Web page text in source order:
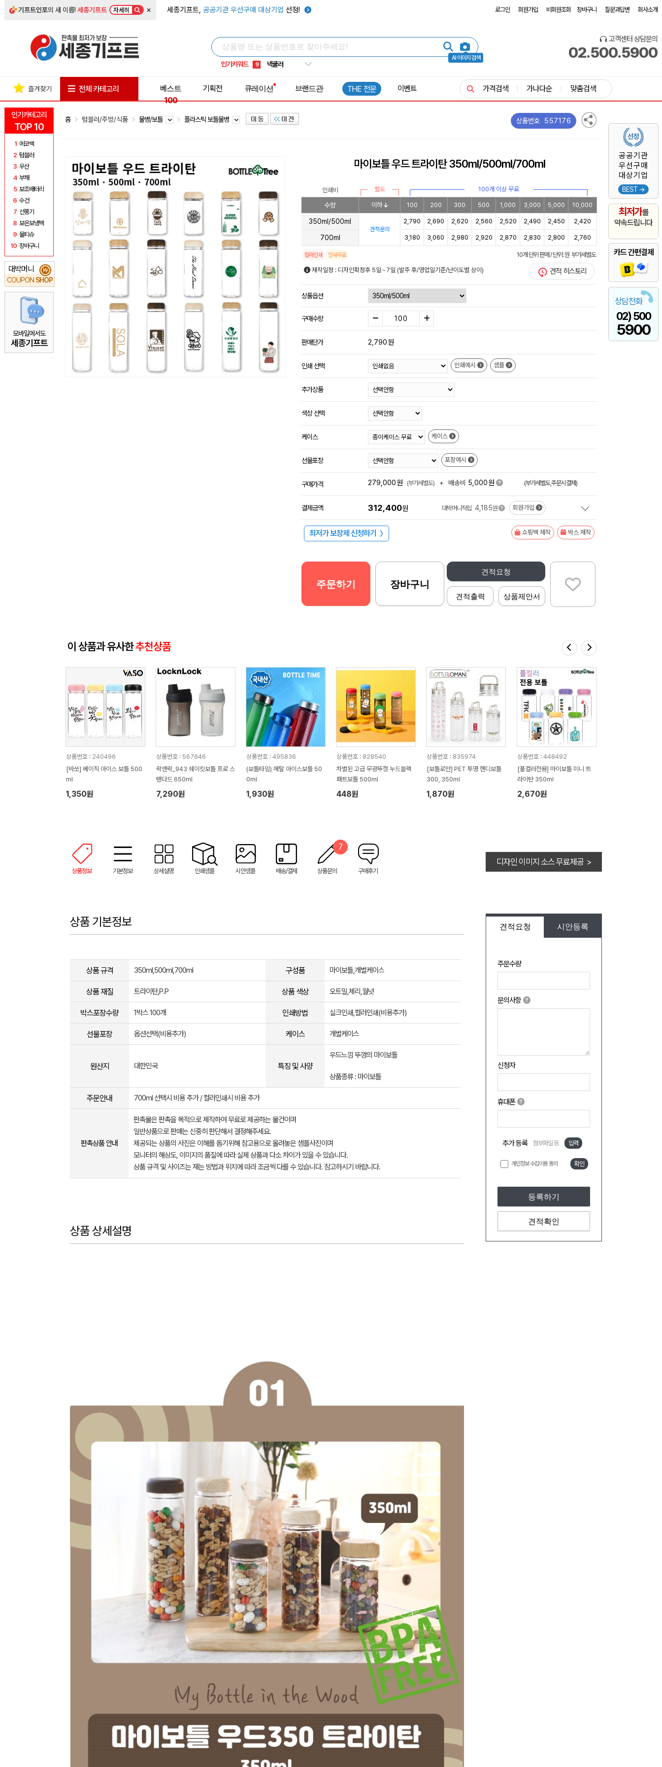
기프트인포의 새 이름!세종기프트 자세히 × 세종기프트, 공공기관 우선구매 대상기업 선정! 로그인 회원가입 비회원조회 장바구니 질문과답변 회사소개
AI 이미지 검색
인기키워드
5 키캡
8 쿨토시
9 넥쿨러
1 선풍기
고객센터 상담문의
02.500.5900
인기카테고리
TOP 10
1 에코백
2 텀블러
3 우산
4 부채
5 보조배터리
6 수건
7 선풍기
8 보온보냉백
9 물티슈
10 장바구니
대박머니
COUPON SHOP
₩
모바일에서도
세종기프트
공공기관
우선구매
대상기업
BEST →
최저가를
약속드립니다
카드 간편결제
상담전화
02) 500
5900
즐겨찾기 전체 카테고리
베스트
100
기획전 큐레이션 브랜드관 THE 전문 이벤트 가격검색 가나다순 맞춤검색
홈 텀블러/주방/식품 물병/보틀 플라스틱 보틀물병 상품번호 557176
마이보틀 우드 트라이탄 350ml/500ml/700ml
인쇄비 별도 100개 이상 무료
수량 이하 100 200 300 500 1,000 3,000 5,000 10,000
350ml/500ml
견적문의
2,790 2,690 2,620 2,560 2,520 2,490 2,450 2,420
700ml 3,180 3,060 2,980 2,920 2,870 2,830 2,800 2,760
칼라인쇄 인쇄무료 10개 단위 판매 / 단위: 원 부가세별도
제작일정 : 디자인확정후 5일∼7일 (발주 후/영업일기준/난이도별 상이) 견적 히스토리
상품옵션
구매수량
판매단가 2,790원
인쇄 선택 인쇄예시 샘플
추가상품
색상 선택
케이스 케이스
선물포장 포장예시
구매가격 279,000원 (부가세별도) + 배송비 5,000원 (부가세별도,주문시결제)
결제금액 312,400원 대박머니적립 4,185원 회원가입
최저가 보장제 신청하기 〉 쇼핑백 제작 박스 제작
견적요청
견적출력 상품제안서
주문하기 장바구니
이 상품과 유사한추천상품
상품번호 : 240496
[바쏘] 베이직 아이스 보틀 500
ml
1,350원
상품번호 : 567646
락앤락_943 쉐이킷보틀 프로 스
탠다드 650ml
7,290원
상품번호 : 495836
(보틀타임) 메탈 아이스보틀 50
0ml
1,930원
상품번호 : 828540
차별된 고급 무광뚜껑 누드블랙
패트보틀 500ml
448원
상품번호 : 835974
[보틀로만] PET 투명 핸디보틀
300, 350ml
1,870원
상품번호 : 448492
[풀컬러전용] 마이보틀 미니 트
라이탄 350ml
2,670원
상품정보 기본정보 상세설명 인쇄샘플 시안샘플 배송/결제 상품문의
7
구매후기
디자인 이미지 소스 무료제공 >
견적요청 시안등록
주문수량
문의사항
신청자
휴대폰
추가 등록 첨부파일 등 입력
개인정보 수집이용 동의 확인
등록하기
견적확인
상품 기본정보
상품 규격 350ml,500ml,700ml 구성품 마이보틀,개별케이스
상품 재질 트라이탄,P.P 상품 색상 오트밀,체리,월넛
박스포장수량 1박스 100개 인쇄방법 실크인쇄,컬러인쇄(비용추가)
선물포장 옵션선택(비용추가) 케이스 개별케이스
원산지 대한민국 특징 및 사양
우드느낌 뚜껑의 마이보틀
상품종류 : 마이보틀
주문안내 700ml 선택시 비용 추가 / 컬러인쇄시 비용 추가
판촉상품 안내
판촉물은 판촉을 목적으로 제작하여 무료로 제공하는 물건이며
일반상품으로 판매는 신중히 판단해서 결정해주세요.
제공되는 상품의 사진은 이해를 돕기위해 참고용으로 올려놓은 샘플사진이며
모니터의 해상도, 이미지의 품질에 따라 실제 상품과 다소 차이가 있을 수 있습니다.
상품 규격 및 사이즈는 재는 방법과 위치에 따라 조금씩 다를 수 있습니다. 참고하시기 바랍니다.
상품 상세설명